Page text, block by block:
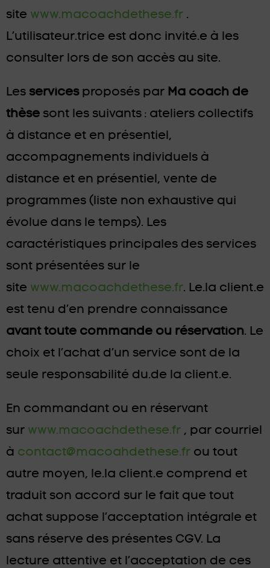
site www.macoachdethese.fr .
L’utilisateur.trice est donc invité.e à les
consulter lors de son accès au site.
Les servicesproposés par Ma coach de
thèse sont les suivants : ateliers collectifs
à distance et en présentiel,
accompagnements individuels à
distance et en présentiel, vente de
programmes (liste non exhaustive qui
évolue dans le temps). Les
caractéristiques principales des services
sont présentées sur le
site www.macoachdethese.fr. Le.la client.e
est tenu d’en prendre connaissance
avant toute commande ou réservation. Le
choix et l’achat d’un service sont de la
seule responsabilité du.de la client.e.
En commandant ou en réservant
sur www.macoachdethese.fr , par courriel
à contact@macoahdethese.fr ou tout
autre moyen, le.la client.e comprend et
traduit son accord sur le fait que tout
achat suppose l’acceptation intégrale et
sans réserve des présentes CGV. La
lecture attentive et l’acceptation de ces